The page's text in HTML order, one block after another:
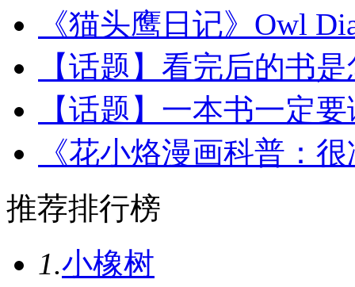
《猫头鹰日记》Owl
【话题】看完后的书
【话题】一本书一定
《花小烙漫画科普：
推荐排行榜
1.小橡树